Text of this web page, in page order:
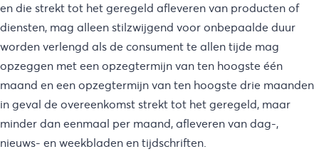
en die strekt tot het geregeld afleveren van producten of
diensten, mag alleen stilzwijgend voor onbepaalde duur
worden verlengd als de consument te allen tijde mag
opzeggen met een opzegtermijn van ten hoogste één
maand en een opzegtermijn van ten hoogste drie maanden
in geval de overeenkomst strekt tot het geregeld, maar
minder dan eenmaal per maand, afleveren van dag-,
nieuws- en weekbladen en tijdschriften.